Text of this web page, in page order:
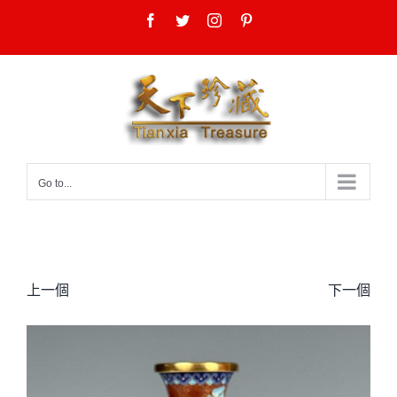
content
Facebook
TwitterInstagram
Go to...
上一個 下一個